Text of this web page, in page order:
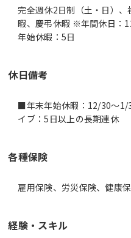
完全週休2日制（土・日）
暇、慶弔休暇 ※年間休日：
年始休暇：5日
休日備考
■年末年始休暇：12/30～
イブ：5日以上の長期連休
各種保険
雇用保険、労災保険、健康
経験・スキル